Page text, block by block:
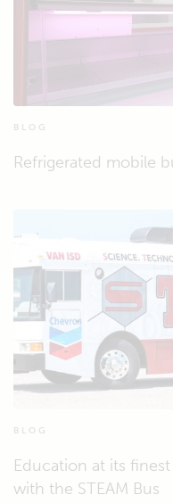
BLOG
Refrigerated mobile
BLOG
Education at its
with the STEAM Bus